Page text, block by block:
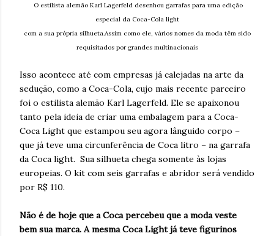
O estilista alemão Karl Lagerfeld desenhou garrafas para uma edição
especial da Coca-Cola light
com a sua própria silhueta.Assim como ele, vários nomes da moda têm sido
requisitados por grandes multinacionais
Isso acontece até com empresas já calejadas na arte da
sedução, como a Coca-Cola, cujo mais recente parceiro
foi o estilista alemão Karl Lagerfeld. Ele se apaixonou
tanto pela ideia de criar uma embalagem para a Coca-
Coca Light que estampou seu agora lânguido corpo –
que já teve uma circunferência de Coca litro – na garrafa
da Coca light. Sua silhueta chega somente às lojas
europeias. O kit com seis garrafas e abridor será vendido
por R$ 110.
Não é de hoje que a Coca percebeu que a moda veste
bem sua marca. A mesma Coca Light já teve figurinos